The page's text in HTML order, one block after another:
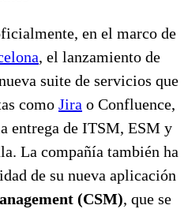
en el marco de
, el lanzamiento de
suite de servicios que
como Jira o Confluence,
entrega de ITSM, ESM y
La compañía también ha
de su nueva aplicación
(CSM), que se